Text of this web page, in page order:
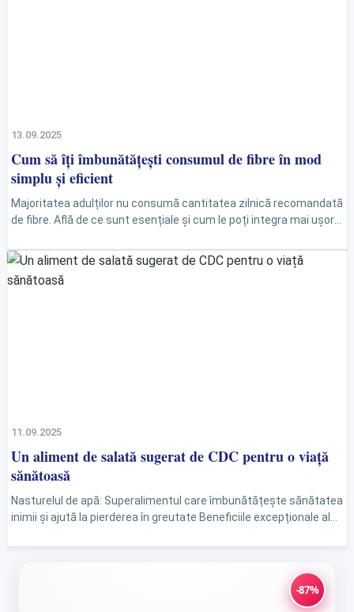
13.09.2025
Cum să îți îmbunătățești consumul de fibre în mod
simplu și eficient
Majoritatea adulților nu consumă cantitatea zilnică recomandată
de fibre. Află de ce sunt esențiale și cum le poți integra mai ușor
11.09.2025
Un aliment de salată sugerat de CDC pentru o viață
sănătoasă
Nasturelul de apă: Superalimentul care îmbunătățește sănătatea
inimii și ajută la pierderea în greutate Beneficiile excepționale ale
nasturelul de...
-87%